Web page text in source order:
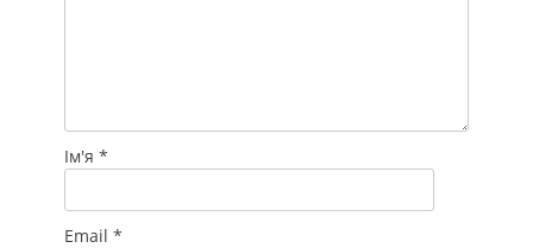
Ім'я *
Email *